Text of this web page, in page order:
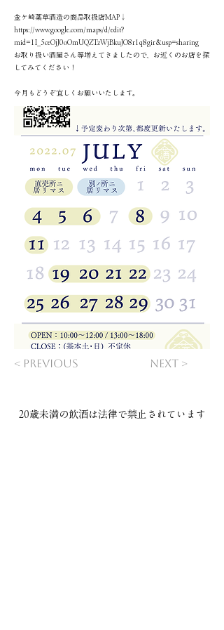
金ケ崎薬草酒造の商品取扱店MAP↓
https://www.google.com/maps/d/edit?
mid=1I_5ceOjJ0oOmUQZTzWjBkuJO8r1q8gir&usp=sharing
お取り扱い酒屋さん等増えてきましたので、お近くのお店を探
してみてください！
今月もどうぞ宜しくお願いいたします。
< Previous Next >
20歳未満の飲酒は法律で禁止されています​